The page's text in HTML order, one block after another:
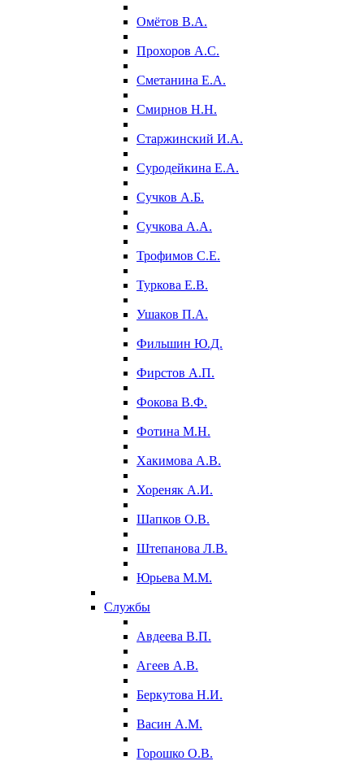
Омётов В.А.
Прохоров А.С.
Сметанина Е.А.
Смирнов Н.Н.
Старжинский И.А.
Суродейкина Е.А.
Сучков А.Б.
Сучкова А.А.
Трофимов С.Е.
Туркова Е.В.
Ушаков П.А.
Фильшин Ю.Д.
Фирстов А.П.
Фокова В.Ф.
Фотина М.Н.
Хакимова А.В.
Хореняк А.И.
Шапков О.В.
Штепанова Л.В.
Юрьева М.М.
Службы
Авдеева В.П.
Агеев А.В.
Беркутова Н.И.
Васин А.М.
Горошко О.В.